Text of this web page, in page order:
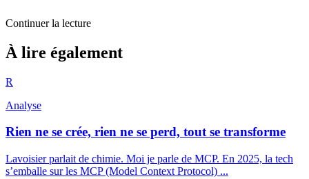
Continuer la lecture
À lire également
R
Analyse
Rien ne se crée, rien ne se perd, tout se transforme
Lavoisier parlait de chimie. Moi je parle de MCP. En 2025, la tech
s’emballe sur les MCP (Model Context Protocol) ...